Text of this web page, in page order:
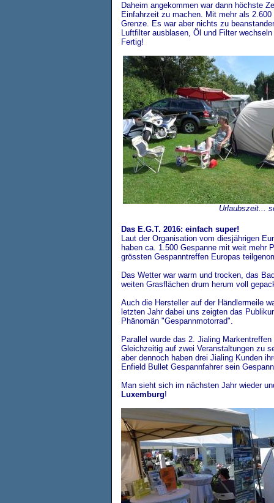
Daheim angekommen war dann höchste
Einfahrzeit zu machen. Mit mehr als
Grenze. Es war aber nichts zu
Luftfilter ausblasen, Öl und Filter
Fertig!
Urlaubszeit...
Das E.G.T. 2016: einfach super!
Laut der Organisation vom diesjährigen
haben ca. 1.500 Gespanne mit weit mehr
grössten Gespanntreffen Europas
Das Wetter war warm und trocken, das
weiten Grasflächen drum herum voll
Auch die Hersteller auf der Händlermeile
letzten Jahr dabei uns zeigten das
Phänomän "Gespannmotorrad".
Parallel wurde das 2. Jialing
Gleichzeitig auf zwei Veranstaltungen zu
aber dennoch haben drei Jialing Kunden
Enfield Bullet Gespannfahrer sein
Man sieht sich im nächsten Jahr wieder
Luxemburg!